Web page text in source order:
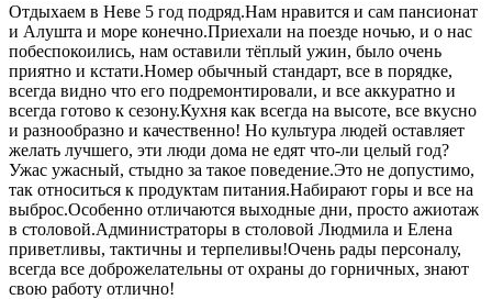
Отдыхаем в Неве 5 год подряд.Нам нравится и сам пансионат
и Алушта и море конечно.Приехали на поезде ночью, и о нас
побеспокоились, нам оставили тёплый ужин, было очень
приятно и кстати.Номер обычный стандарт, все в порядке,
всегда видно что его подремонтировали, и все аккуратно и
всегда готово к сезону.Кухня как всегда на высоте, все вкусно
и разнообразно и качественно! Но культура людей оставляет
желать лучшего, эти люди дома не едят что-ли целый год?
Ужас ужасный, стыдно за такое поведение.Это не допустимо,
так относиться к продуктам питания.Набирают горы и все на
выброс.Особенно отличаются выходные дни, просто ажиотаж
в столовой.Администраторы в столовой Людмила и Елена
приветливы, тактичны и терпеливы!Очень рады персоналу,
всегда все доброжелательны от охраны до горничных, знают
свою работу отлично!